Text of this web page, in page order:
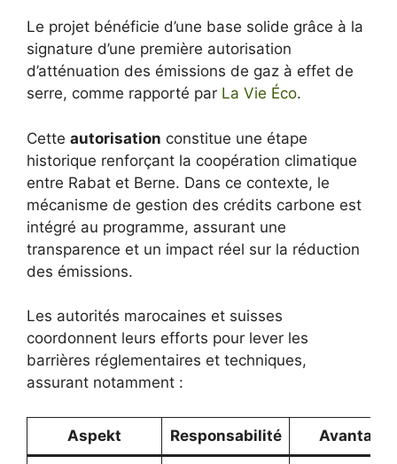
Le projet bénéficie d’une base solide grâce à la
signature d’une première autorisation
d’atténuation des émissions de gaz à effet de
serre, comme rapporté par La Vie Éco.
Cette autorisation constitue une étape
historique renforçant la coopération climatique
entre Rabat et Berne. Dans ce contexte, le
mécanisme de gestion des crédits carbone est
intégré au programme, assurant une
transparence et un impact réel sur la réduction
des émissions.
Les autorités marocaines et suisses
coordonnent leurs efforts pour lever les
barrières réglementaires et techniques,
assurant notamment :
Aspekt Responsabilité Avantage